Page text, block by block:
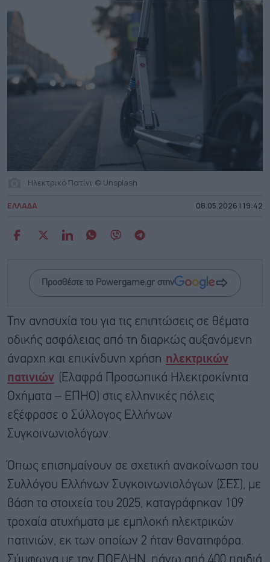
Ηλεκτρικό Πατίνι © Unsplash
ΕΛΛΑΔΑ 08.05.2026 | 19:42
Προσθέστε το Powergame.gr στην
Την ανησυχία του για τις επιπτώσεις σε θέματα
οδικής ασφάλειας από τη διαρκώς αυξανόμενη
άναρχη και επικίνδυνη χρήση ηλεκτρικών
πατινιών
(Ελαφρά Προσωπικά Ηλεκτροκίνητα
Οχήματα – ΕΠΗΟ) στις ελληνικές πόλεις
εξέφρασε ο Σύλλογος Ελλήνων
Συγκοινωνιολόγων.
Όπως επισημαίνουν σε σχετική ανακοίνωση του
Συλλόγου Ελλήνων Συγκοινωνιολόγων (ΣΕΣ), με
βάση τα στοιχεία του 2025, καταγράφηκαν 109
τροχαία ατυχήματα με εμπλοκή ηλεκτρικών
πατινιών, εκ των οποίων 2 ήταν θανατηφόρα.
Σύμφωνα με την ΠΟΕΔΗΝ, πάνω από 400 παιδιά